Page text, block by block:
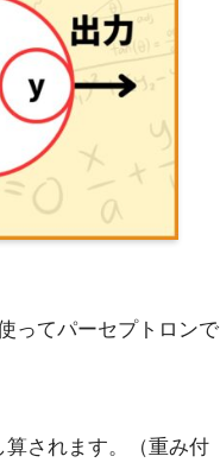
ら解決する学問
ってパーセプトロンで
されます。（重み付